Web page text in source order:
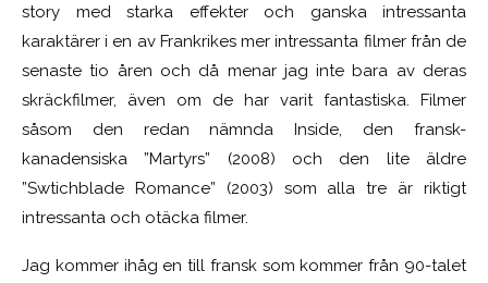
story med starka effekter och ganska intressanta
karaktärer i en av Frankrikes mer intressanta filmer från de
senaste tio åren och då menar jag inte bara av deras
skräckfilmer, även om de har varit fantastiska. Filmer
såsom den redan nämnda Inside, den fransk-
kanadensiska ”Martyrs” (2008) och den lite äldre
”Swtichblade Romance” (2003) som alla tre är riktigt
intressanta och otäcka filmer.
Jag kommer ihåg en till fransk som kommer från 90-talet